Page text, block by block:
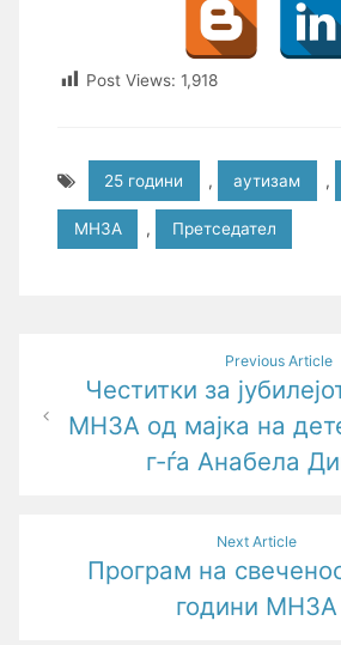
Post Views: 1,918
25 години , аутизам ,
МНЗА , Претседател
navigation
Previous Article
Честитки за
МНЗА од мајка на
г-ѓа Анабела
Next Article
Програм на
години МНЗА